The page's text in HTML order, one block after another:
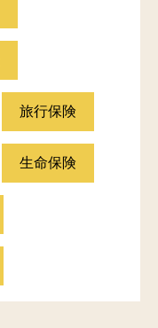
旅行保険
生命保険